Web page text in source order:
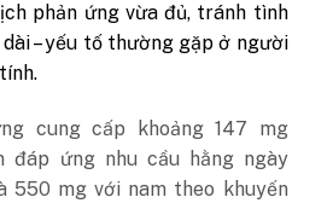
phản ứng vừa đủ, tránh tình
– yếu tố thường gặp ở người
cung cấp khoảng 147 mg
đáp ứng nhu cầu hằng ngày
550 mg với nam theo khuyến